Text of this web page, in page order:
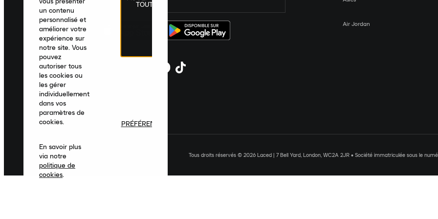
Air Jordan
Tous droits réservés © 2026 Laced | 7 Bell Yard, London, WC2A 2JR • Société immatriculée sous le
un contenu
personnalisé et
améliorer votre
expérience sur
notre site. Vous
pouvez
autoriser tous
les cookies ou
les gérer
individuellement
dans vos
paramètres de
cookies.
En savoir plus
via notre
politique de
cookies.
TOUT
PRÉFÉRENCES